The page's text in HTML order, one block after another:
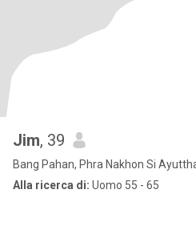
Jim, 39
Bang Pahan, Phra Nakhon Si
Alla ricerca di: Uomo 55 - 65